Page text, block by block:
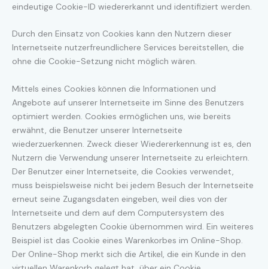
eindeutige Cookie-ID wiedererkannt und identifiziert werden.
Durch den Einsatz von Cookies kann den Nutzern dieser
Internetseite nutzerfreundlichere Services bereitstellen, die
ohne die Cookie-Setzung nicht möglich wären.
Mittels eines Cookies können die Informationen und
Angebote auf unserer Internetseite im Sinne des Benutzers
optimiert werden. Cookies ermöglichen uns, wie bereits
erwähnt, die Benutzer unserer Internetseite
wiederzuerkennen. Zweck dieser Wiedererkennung ist es, den
Nutzern die Verwendung unserer Internetseite zu erleichtern.
Der Benutzer einer Internetseite, die Cookies verwendet,
muss beispielsweise nicht bei jedem Besuch der Internetseite
erneut seine Zugangsdaten eingeben, weil dies von der
Internetseite und dem auf dem Computersystem des
Benutzers abgelegten Cookie übernommen wird. Ein weiteres
Beispiel ist das Cookie eines Warenkorbes im Online-Shop.
Der Online-Shop merkt sich die Artikel, die ein Kunde in den